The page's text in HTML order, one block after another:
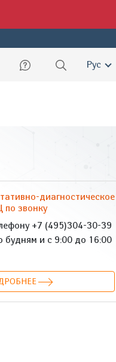
Русский
диагностическое
звонку
+7 (495)304-30-39
будням и с 9:00 до 16:00